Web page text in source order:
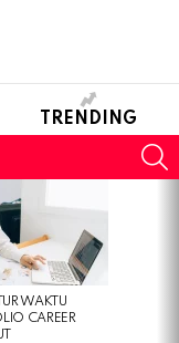
TRENDING
WAKTU
CAREER